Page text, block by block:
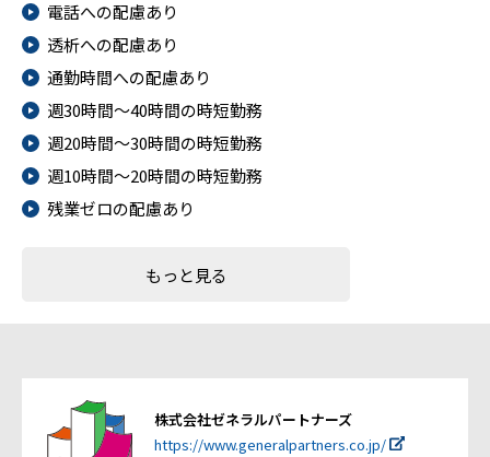
電話への配慮あり
透析への配慮あり
通勤時間への配慮あり
週30時間～40時間の時短勤務
週20時間～30時間の時短勤務
週10時間～20時間の時短勤務
残業ゼロの配慮あり
もっと見る
株式会社ゼネラルパートナーズ
https://www.generalpartners.co.jp/